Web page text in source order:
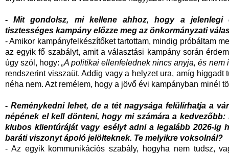
- Mit gondolsz, mi kellene ahhoz, hogy a jelenlegi
tisztességes kampány előzze meg az önkormányzati
- Amikor kampányfelkészítőket tartottam, mindig próbáltam
az egyik fő szabályt, amit a választási kampány során
úgy szól, hogy:„A politikai ellenfelednek nincs anyja, és nem
rendszerint visszaüt. Addig vagy a helyzet ura, amíg
néha nem. Azt remélem, hogy a jövő évi kampányban minél
- Reménykedni lehet, de a tét nagysága felülírhatja a
népének el kell dönteni, hogy mi számára a
klubos klientúráját vagy esélyt adni a legalább 2026-ig
baráti viszonyt ápoló jelölteknek. Te melyikre voksolnál?
- Az egyik kommunikációs szabály, hogyha nem tudsz,